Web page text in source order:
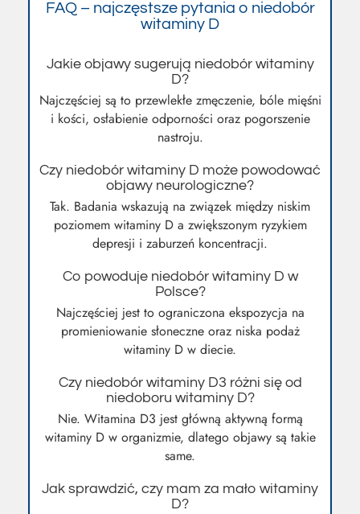
FAQ – najczęstsze pytania o niedobór
witaminy D
Jakie objawy sugerują niedobór witaminy
D?
Najczęściej są to przewlekłe zmęczenie, bóle mięśni
i kości, osłabienie odporności oraz pogorszenie
nastroju.
Czy niedobór witaminy D może powodować
objawy neurologiczne?
Tak. Badania wskazują na związek między niskim
poziomem witaminy D a zwiększonym ryzykiem
depresji i zaburzeń koncentracji.
Co powoduje niedobór witaminy D w
Polsce?
Najczęściej jest to ograniczona ekspozycja na
promieniowanie słoneczne oraz niska podaż
witaminy D w diecie.
Czy niedobór witaminy D3 różni się od
niedoboru witaminy D?
Nie. Witamina D3 jest główną aktywną formą
witaminy D w organizmie, dlatego objawy są takie
same.
Jak sprawdzić, czy mam za mało witaminy
D?